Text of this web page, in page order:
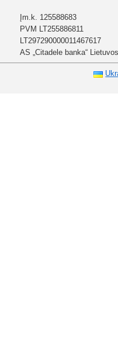
Įm.k. 125588683
PVM LT255886811
LT297290000011467617
AS „Citadele banka“